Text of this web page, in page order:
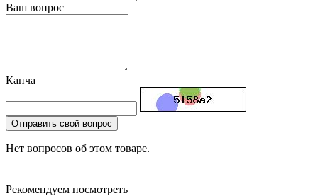
Ваш вопрос
Капча
Отправить свой вопрос
Нет вопросов об этом товаре.
Рекомендуем посмотреть